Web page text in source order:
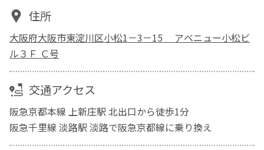
住所
大阪府大阪市東淀川区小松1－3－15 アベニュー小松ビ
ル３Ｆ Ｃ号
交通アクセス
阪急京都本線 上新庄駅 北出口から徒歩1分
阪急千里線 淡路駅 淡路で阪急京都線に乗り換え